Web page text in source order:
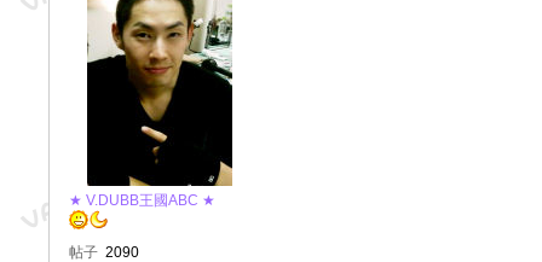
★ V.DUBB王國ABC ★
帖子 2090